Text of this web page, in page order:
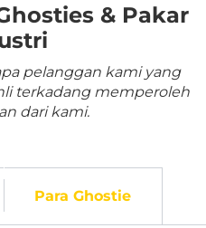
& Pakar
pelanggan kami yang
terkadang memperoleh
dari kami.
Para Ghostie